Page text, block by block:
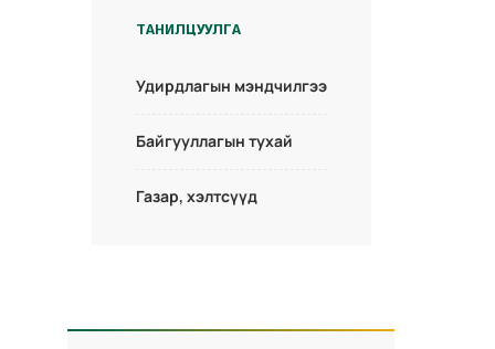
ТАНИЛЦУУЛГА
Удирдлагын мэндчилгээ
Байгууллагын тухай
Газар, хэлтсүүд